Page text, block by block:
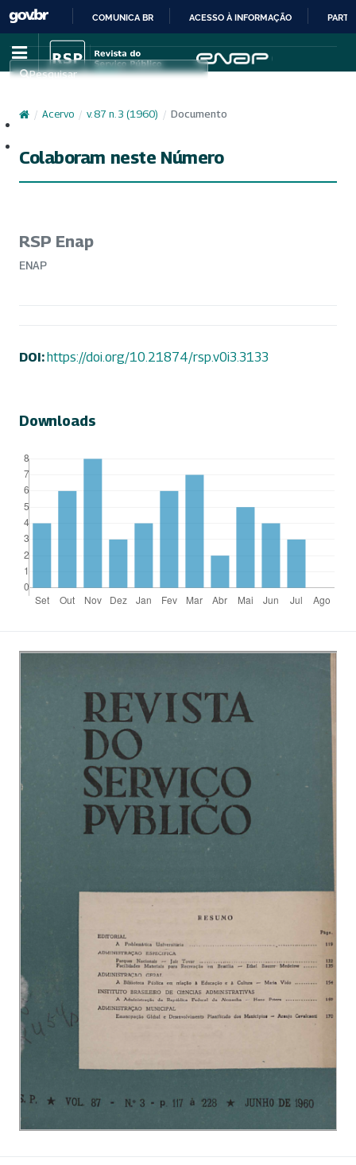
IR
PARA
CONTEÚDO
COMUNICA BR ACESSO À INFORMAÇÃO
Pesquisar
/ Acervo / v. 87 n. 3 (1960) / Documento
Colaboram neste Número
RSP Enap
ENAP
DOI:https://doi.org/10.21874/rsp.v0i3.3133
Downloads